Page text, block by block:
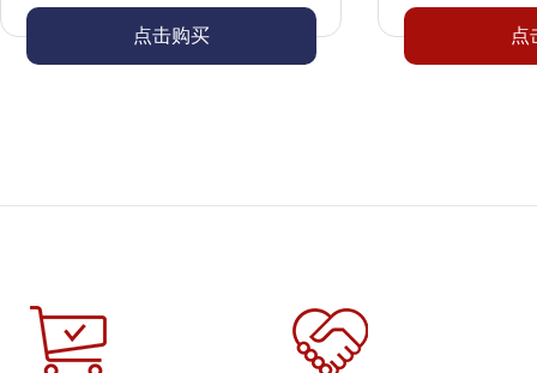
点击购买 点